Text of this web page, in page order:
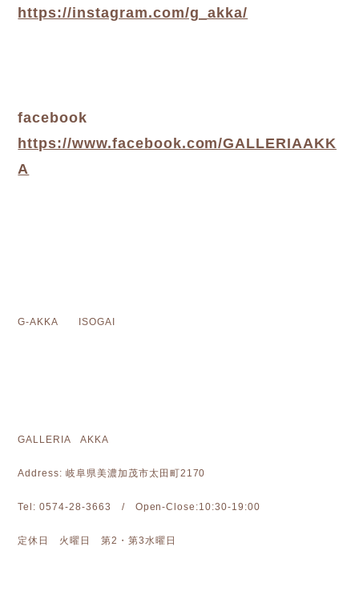
https://instagram.com/g_akka/
facebook
https://www.facebook.com/GALLERIAAKK
A
G-AKKA ISOGAI
GALLERIA AKKA
Address: 岐阜県美濃加茂市太田町2170
Tel: 0574-28-3663 / Open-Close:10:30-19:00
定休日 火曜日 第2・第3水曜日